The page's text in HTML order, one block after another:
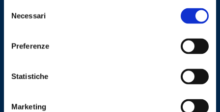
delNecessari
Preferenze
Statistiche
Marketing
pulsante